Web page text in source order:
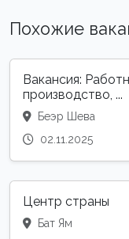
Похожие
Вакансия:
производство, ...
Беэр Шева
02.11.2025
Центр страны
Бат Ям